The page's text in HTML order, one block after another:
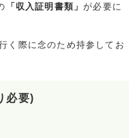
「収入証明書類」が必要に
く際に念のため持参してお
必要)